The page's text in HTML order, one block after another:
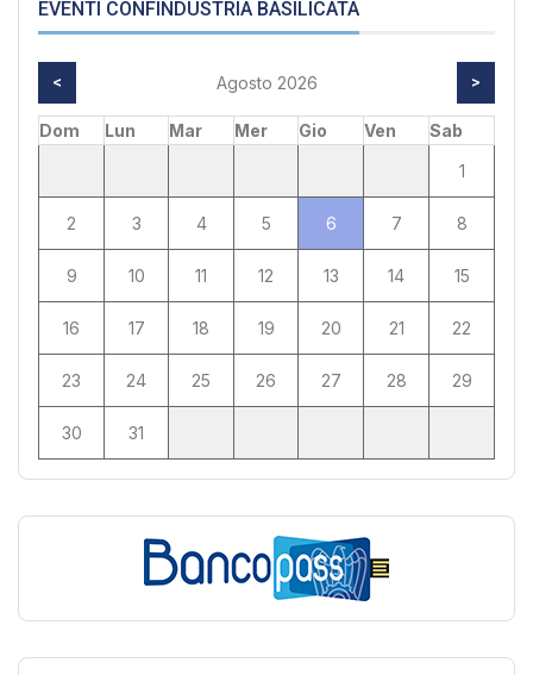
EVENTI CONFINDUSTRIA BASILICATA
< Agosto 2026 >
Dom Lun Mar Mer Gio Ven
Sab
1
2 3 4 5 6 7 8
9 10 11 12 13 14 15
16 17 18 19 20 21 22
23 24 25 26 27 28 29
30 31